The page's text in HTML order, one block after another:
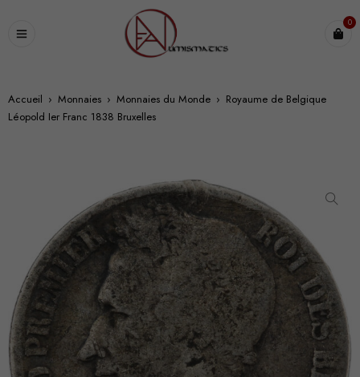
0
Accueil › Monnaies › Monnaies du Monde › Royaume de Belgique
Léopold Ier Franc 1838 Bruxelles